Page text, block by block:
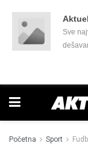
Sve
još
Početna Sport